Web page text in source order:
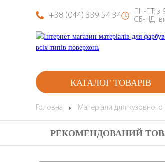
+38 (044) 339 54 34
ПН-ПТ: з
СБ-НД:
КАТАЛОГ ТОВАРІВ
Головна Матеріали для
РЕКОМЕНДОВАНИЙ